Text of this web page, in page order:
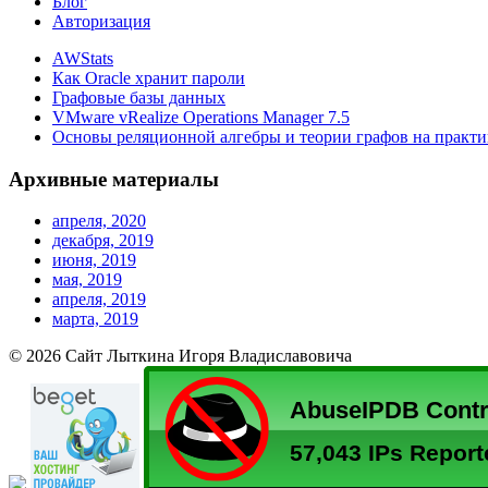
Авторизация
AWStats
Как Oracle хранит пароли
Графовые базы данных
VMware vRealize Operations Manager 7.5
Основы реляционной алгебры и теории графов на
Архивные материалы
апреля, 2020
декабря, 2019
июня, 2019
мая, 2019
апреля, 2019
марта, 2019
© 2026 Сайт Лыткина Игоря Владиславовича